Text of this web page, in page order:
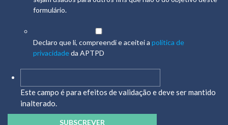
formulário.
Declaro que li, compreendi e aceitei a política de
privacidadeda APTPD
Este campo é para efeitos de validação e deve ser mantido
inalterado.